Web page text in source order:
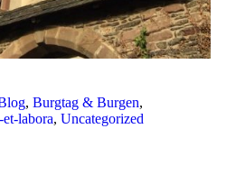
, Burgtag & Burgen,
et-labora, Uncategorized